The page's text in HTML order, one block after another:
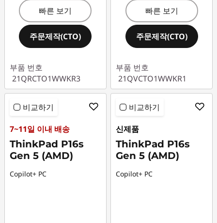
n
빠른 보기
주문제작(CTO)
부품 번호
21QRCTO1WWKR3
빠른 보기
주문제작(CTO)
부품 번호
21QVCTO1WWKR1
비교하기
7~11일 이내 배송
ThinkPad P16s
Gen 5 (AMD)
Copilot+ PC
비교하기
신제품
ThinkPad P16s
Gen 5 (AMD)
Copilot+ PC